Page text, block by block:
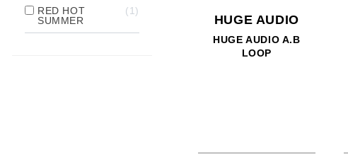
RED HOT
SUMMER
1
HUGE AUDIO
HUGE AUDIO A.B
LOOP